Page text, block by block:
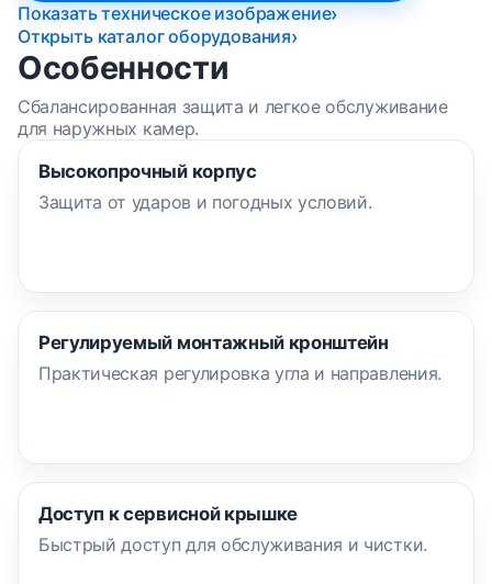
Показать техническое изображение
Открыть каталог оборудования
Особенности
Сбалансированная защита и легкое обслуживание
для наружных камер.
Высокопрочный корпус
Защита от ударов и погодных условий.
Регулируемый монтажный кронштейн
Практическая регулировка угла и направления.
Доступ к сервисной крышке
Быстрый доступ для обслуживания и чистки.